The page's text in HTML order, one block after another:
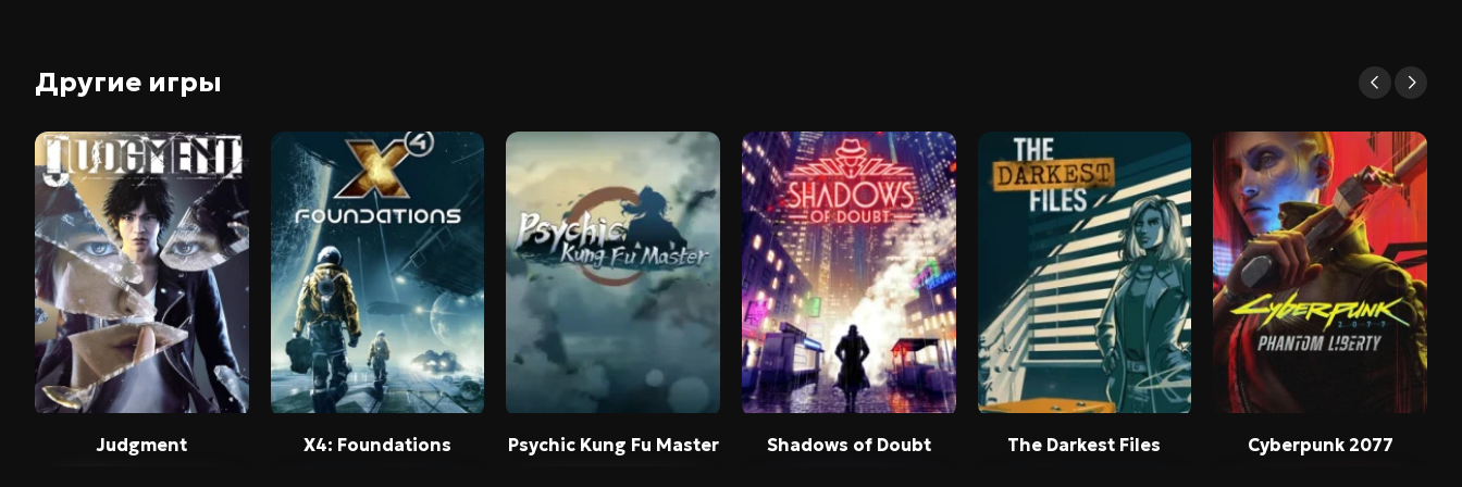
Другие игры
Judgment X4: Foundations Psychic Kung Fu Master Shadows of Doubt The Darkest Files Cyberpunk 2077